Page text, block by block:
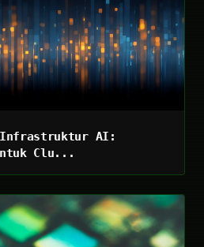
Infrastruktur AI:
Clu...